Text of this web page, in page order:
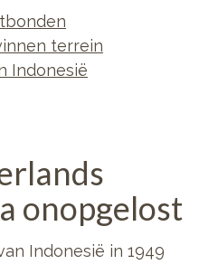
terrein
Indonesië
onopgelost
Indonesië in 1949